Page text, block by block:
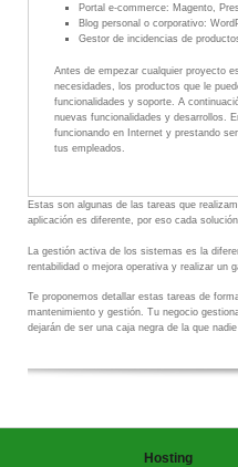
Portal e-commerce: Magento,
Blog personal o corporativo:
Gestor de incidencias de
Antes de empezar cualquier proyecto
necesidades, los productos que le
funcionalidades y soporte. A
nuevas funcionalidades y desarrollos.
funcionando en Internet y prestando
tus empleados.
Estas son algunas de las tareas que
aplicación es diferente, por eso cada
La gestión activa de los sistemas es la
rentabilidad o mejora operativa y realizar un
Te proponemos detallar estas tareas de
mantenimiento y gestión. Tu negocio
dejarán de ser una caja negra de la que
Hosting